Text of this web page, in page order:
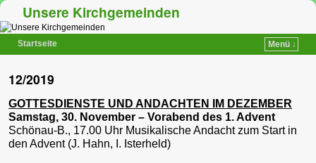
Unsere Kirchgemeinden
Startseite
Menü ↓
12/2019
GOTTESDIENSTE UND ANDACHTEN IM DEZEMBER
Samstag, 30. November – Vorabend des 1. Advent
Schönau-B., 17.00 Uhr Musikalische Andacht zum Start in
den Advent (J. Hahn, I. Isterheld)